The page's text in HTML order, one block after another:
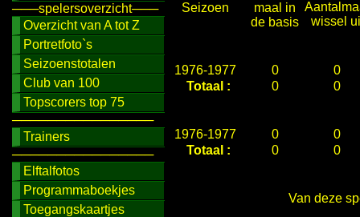
───spelersoverzicht───
Overzicht van A tot Z
Portretfoto`s
Seizoenstotalen
Club van 100
Topscorers top 75
────────────────
Trainers
────────────────
Elftalfotos
Programmaboekjes
Toegangskaartjes
Seizoen
1976-1977 0
0
Totaal :
0 0
1976-1977 0
0
Totaal :
0 0
Van deze